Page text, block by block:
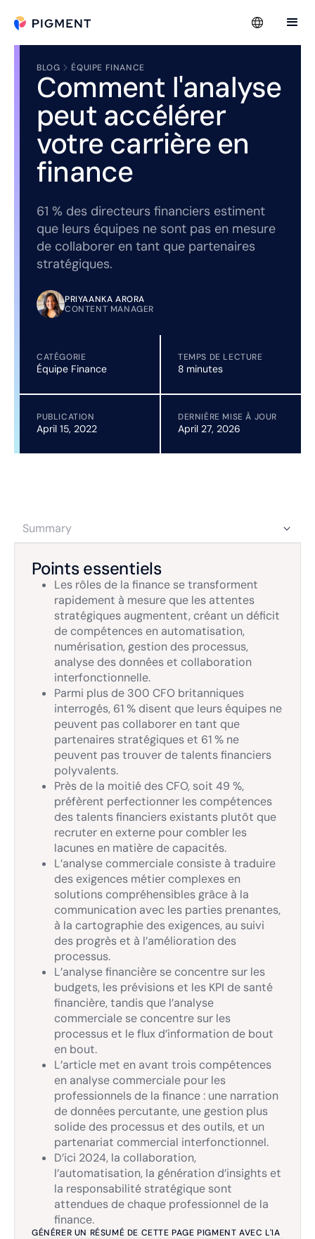
BLOG ÉQUIPE FINANCE
Comment l'analyse
peut accélérer
votre carrière en
finance
61 % des directeurs financiers estiment
que leurs équipes ne sont pas en mesure
de collaborer en tant que partenaires
stratégiques.
PRIYAANKA ARORA
CONTENT MANAGER
CATÉGORIE
Équipe Finance
TEMPS DE LECTURE
8 minutes
PUBLICATION
April 15, 2022
DERNIÈRE MISE À JOUR
April 27, 2026
Summary
Points essentiels
Les rôles de la finance se transforment
rapidement à mesure que les attentes
stratégiques augmentent, créant un déficit
de compétences en automatisation,
numérisation, gestion des processus,
analyse des données et collaboration
interfonctionnelle.
Parmi plus de 300 CFO britanniques
interrogés, 61 % disent que leurs équipes ne
peuvent pas collaborer en tant que
partenaires stratégiques et 61 % ne
peuvent pas trouver de talents financiers
polyvalents.
Près de la moitié des CFO, soit 49 %,
préfèrent perfectionner les compétences
des talents financiers existants plutôt que
recruter en externe pour combler les
lacunes en matière de capacités.
L’analyse commerciale consiste à traduire
des exigences métier complexes en
solutions compréhensibles grâce à la
communication avec les parties prenantes,
à la cartographie des exigences, au suivi
des progrès et à l’amélioration des
processus.
L’analyse financière se concentre sur les
budgets, les prévisions et les KPI de santé
financière, tandis que l’analyse
commerciale se concentre sur les
processus et le flux d’information de bout
en bout.
L’article met en avant trois compétences
en analyse commerciale pour les
professionnels de la finance : une narration
de données percutante, une gestion plus
solide des processus et des outils, et un
partenariat commercial interfonctionnel.
D’ici 2024, la collaboration,
l’automatisation, la génération d’insights et
la responsabilité stratégique sont
attendues de chaque professionnel de la
finance.
GÉNÉRER UN RÉSUMÉ DE CETTE PAGE PIGMENT AVEC L'IA